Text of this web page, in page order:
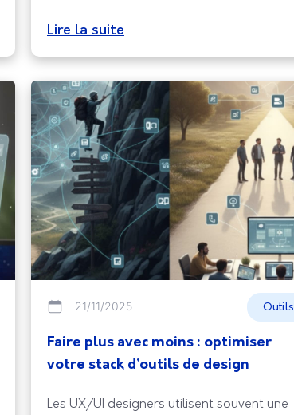
orienté bénéfice facilite l’action, tandis
immédiat. L’objectif est simple, choisir des
mots
Lire la suite
21/11/2025 Outils
Faire plus avec moins : optimiser
votre stack d’outils de design
Les UX/UI designers utilisent souvent une